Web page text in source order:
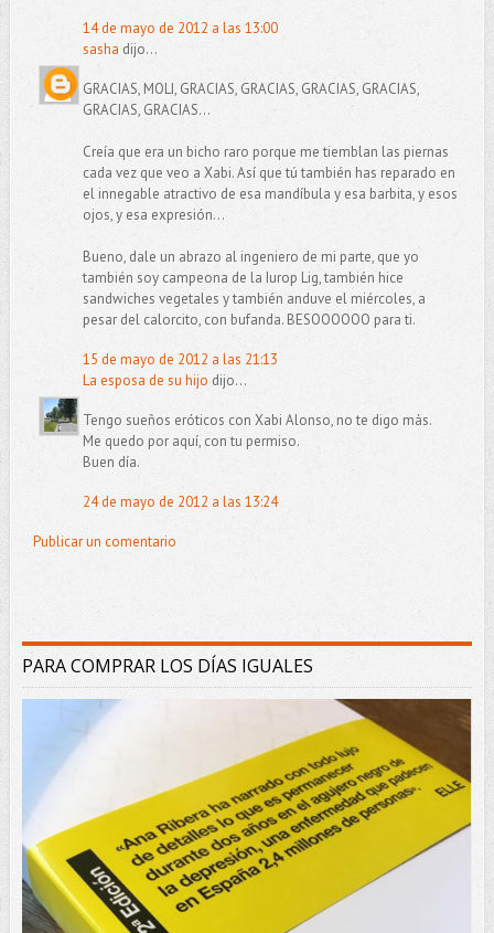
14 de mayo de 2012 a las 13:00
sasha dijo...
GRACIAS, MOLI, GRACIAS, GRACIAS, GRACIAS, GRACIAS,
GRACIAS, GRACIAS...
Creía que era un bicho raro porque me tiemblan las piernas
cada vez que veo a Xabi. Así que tú también has reparado en
el innegable atractivo de esa mandíbula y esa barbita, y esos
ojos, y esa expresión...
Bueno, dale un abrazo al ingeniero de mi parte, que yo
también soy campeona de la Iurop Lig, también hice
sandwiches vegetales y también anduve el miércoles, a
pesar del calorcito, con bufanda. BESOOOOOO para ti.
15 de mayo de 2012 a las 21:13
La esposa de su hijo dijo...
Tengo sueños eróticos con Xabi Alonso, no te digo más.
Me quedo por aquí, con tu permiso.
Buen día.
24 de mayo de 2012 a las 13:24
Publicar un comentario
PARA COMPRAR LOS DÍAS IGUALES